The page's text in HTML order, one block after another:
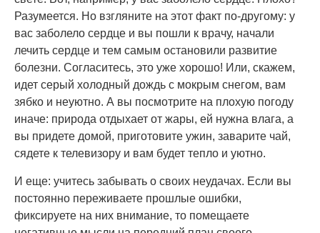
Разумеется. Но взгляните на этот факт по-другому: у
вас заболело сердце и вы пошли к врачу, начали
лечить сердце и тем самым остановили развитие
болезни. Согласитесь, это уже хорошо! Или, скажем,
идет серый холодный дождь с мокрым снегом, вам
зябко и неуютно. А вы посмотрите на плохую погоду
иначе: природа отдыхает от жары, ей нужна влага, а
вы придете домой, приготовите ужин, заварите чай,
сядете к телевизору и вам будет тепло и уютно.
И еще: учитесь забывать о своих неудачах. Если вы
постоянно переживаете прошлые ошибки,
фиксируете на них внимание, то помещаете